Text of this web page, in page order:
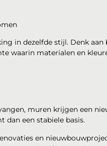
in dezelfde stijl. Denk aan
waarin materialen en
muren krijgen een
dan een stabiele basis.
en